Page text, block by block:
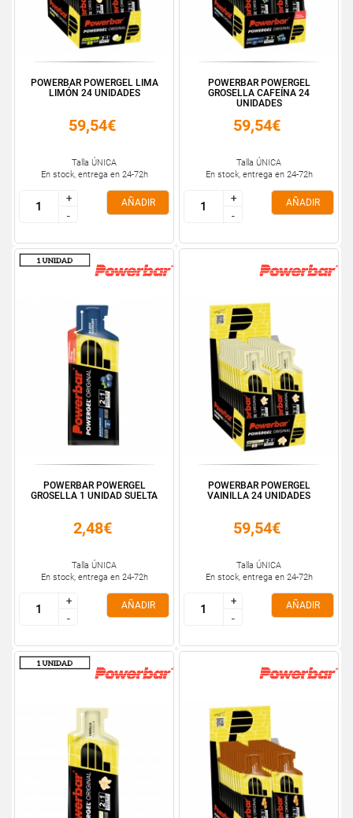
POWERBAR POWERGEL LIMA
LIMÓN 24 UNIDADES
59,54€
Talla ÚNICA
En stock, entrega en 24-72h
+
-
+
-
AÑADIR
POWERBAR POWERGEL
GROSELLA CAFEÍNA 24
UNIDADES
59,54€
Talla ÚNICA
En stock, entrega en 24-72h
+
-
+
-
AÑADIR
POWERBAR POWERGEL
GROSELLA 1 UNIDAD SUELTA
2,48€
Talla ÚNICA
En stock, entrega en 24-72h
+
-
+
-
AÑADIR
POWERBAR POWERGEL
VAINILLA 24 UNIDADES
59,54€
Talla ÚNICA
En stock, entrega en 24-72h
+
-
+
-
AÑADIR